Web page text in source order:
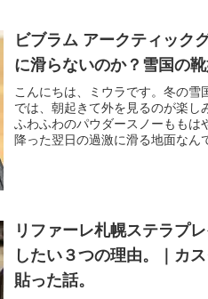
ビブラム アークティック
に滑らないのか？雪国の
こんにちは、ミウラです。冬の
では、朝起きて外を見るのが楽し
ふわふわのパウダースノーももは
降った翌日の過激に滑る地面なん
リファーレ札幌ステラプ
したい３つの理由。｜カ
貼った話。